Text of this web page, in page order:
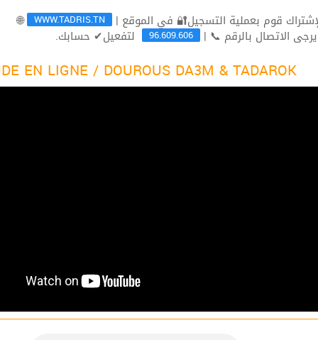
WWW.TADRIS.TN
🌐
الاتصال بالرقم 📞 | 96.609.606 لتفعيل✔ حسابك.
EN LIGNE / DOUROUS DA3M & TADAROK